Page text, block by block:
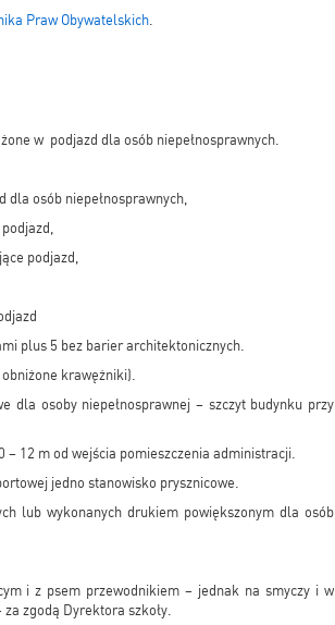
Praw Obywatelskich.
w podjazd dla osób niepełnosprawnych.
dla osób niepełnosprawnych,
podjazd,
plus 5 bez barier architektonicznych.
krawężniki).
dla osoby niepełnosprawnej – szczyt budynku przy
– 12 m od wejścia pomieszczenia administracji.
jedno stanowisko prysznicowe.
lub wykonanych drukiem powiększonym dla osób
i z psem przewodnikiem – jednak na smyczy i w
zgodą Dyrektora szkoły.